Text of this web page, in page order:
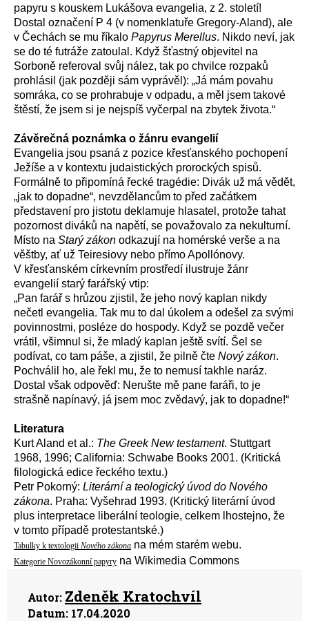
papyru s kouskem Lukášova evangelia, z 2. století!
Dostal označení P 4 (v nomenklatuře Gregory-Aland), ale
v Čechách se mu říkalo Papyrus Merellus. Nikdo neví, jak
se do té futráže zatoulal. Když šťastný objevitel na
Sorboně referoval svůj nález, tak po chvilce rozpaků
prohlásil (jak později sám vyprávěl): „Já mám povahu
somráka, co se prohrabuje v odpadu, a měl jsem takové
štěstí, že jsem si je nejspíš vyčerpal na zbytek života.“
Závěrečná poznámka o žánru evangelií
Evangelia jsou psaná z pozice křesťanského pochopení
Ježíše a v kontextu judaistických prorockých spisů.
Formálně to připomíná řecké tragédie: Divák už má vědět,
„jak to dopadne“, nevzdělancům to před začátkem
představení pro jistotu deklamuje hlasatel, protože tahat
pozornost diváků na napětí, se považovalo za nekulturní.
Místo na Starý zákon odkazují na homérské verše a na
věštby, ať už Teiresiovy nebo přímo Apollónovy.
V křesťanském církevním prostředí ilustruje žánr
evangelií starý farářský vtip:
„Pan farář s hrůzou zjistil, že jeho nový kaplan nikdy
nečetl evangelia. Tak mu to dal úkolem a odešel za svými
povinnostmi, posléze do hospody. Když se pozdě večer
vrátil, všimnul si, že mladý kaplan ještě svítí. Šel se
podívat, co tam páše, a zjistil, že pilně čte Nový zákon.
Pochválil ho, ale řekl mu, že to nemusí takhle naráz.
Dostal však odpověď: Nerušte mě pane faráři, to je
strašně napínavý, já jsem moc zvědavý, jak to dopadne!“
Literatura
Kurt Aland et al.: The Greek New testament. Stuttgart
1968, 1996; California: Schwabe Books 2001. (Kritická
filologická edice řeckého textu.)
Petr Pokorný: Literární a teologický úvod do Nového
zákona. Praha: Vyšehrad 1993. (Kritický literární úvod
plus interpretace liberální teologie, celkem lhostejno, že
v tomto případě protestantské.)
Tabulky k textologii Nového zákona na mém starém webu.
Kategorie Novozákonní papyry na Wikimedia Commons
Autor: Zdeněk Kratochvíl
Datum: 17.04.2020